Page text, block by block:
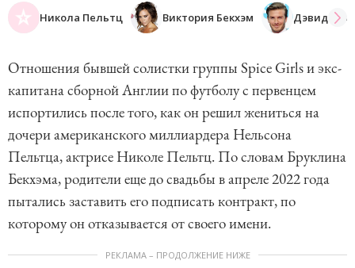
Никола Пельтц Виктория Бекхэм Дэвид
Отношения бывшей солистки группы Spice Girls и экс-
капитана сборной Англии по футболу с первенцем
испортились после того, как он решил жениться на
дочери американского миллиардера Нельсона
Пельтца, актрисе Николе Пельтц. По словам Бруклина
Бекхэма, родители еще до свадьбы в апреле 2022 года
пытались заставить его подписать контракт, по
которому он отказывается от своего имени.
РЕКЛАМА – ПРОДОЛЖЕНИЕ НИЖЕ